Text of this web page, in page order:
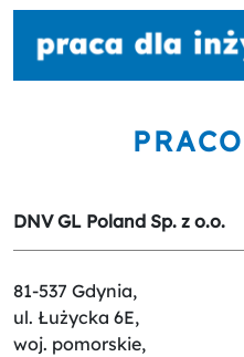
DNV GL Poland Sp. z o.o.
81-537 Gdynia,
ul. Łużycka 6E,
woj. pomorskie,